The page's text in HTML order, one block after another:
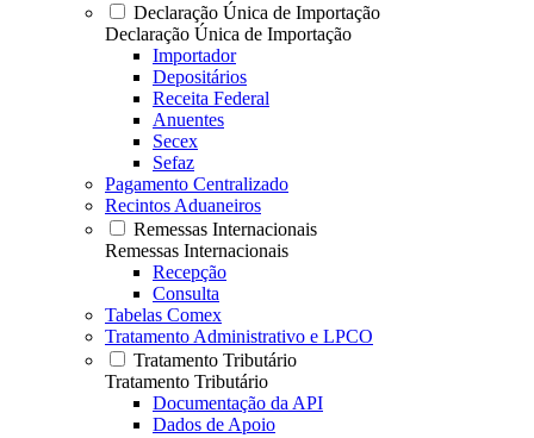
Declaração Única de Importação
Declaração Única de Importação
Importador
Depositários
Receita Federal
Anuentes
Secex
Sefaz
Pagamento Centralizado
Recintos Aduaneiros
Remessas Internacionais
Remessas Internacionais
Recepção
Consulta
Tabelas Comex
Tratamento Administrativo e LPCO
Tratamento Tributário
Tratamento Tributário
Documentação da API
Dados de Apoio